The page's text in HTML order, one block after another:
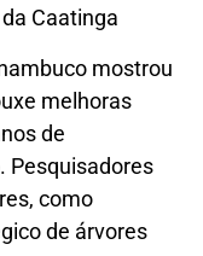
Caatinga
mostrou
melhoras
de
Pesquisadores
como
de árvores